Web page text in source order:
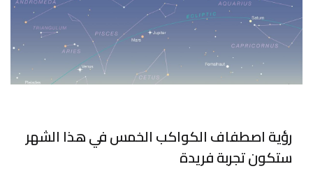
رؤية اصطفاف الكواكب الخمس في هذا الشهر
ستكون تجربة فريدة